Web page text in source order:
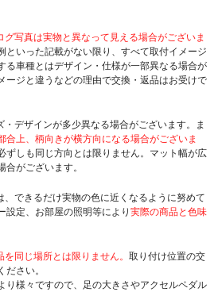
写真は実物と異なって見える場合がございま
といった記載がない限り、すべて取付イメージ
る車種とはデザイン・仕様が一部異なる場合が
ージと違うなどの理由で交換・返品はお受けで
デザインが多少異なる場合がございます。ま
合上、柄向きが横方向になる場合がございま
ずしも同じ方向とは限りません。マット幅が広
がございます。
できるだけ実物の色に近くなるように努めて
設定、お部屋の照明等により 実際の商品と色味
同じ場所とは限りません。 取り付け位置の交
さい。
り様々ですので、足の大きさやアクセルペダル